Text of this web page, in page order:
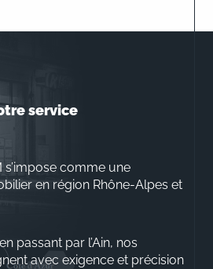
service
s’impose comme une
en région Rhône-Alpes et
passant par l’Ain, nos
avec exigence et précision